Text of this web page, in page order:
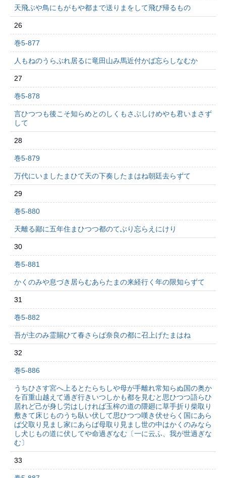
天飛ぶや鳥にもがもや都まで送りまをして飛び帰るもの
26
巻5-877
人もねのうらぶれ居るに竜田山み馬近付かば忘らしなむか
27
巻5-878
言ひつつも後こそ知らめとのしくもさぶしけめやも君いまさず
して
28
巻5-879
万代にいましたまひて天の下奏したまはね朝廷去らずて
29
巻5-880
天離る鄙に五年住まひつつ都のてぶり忘らえにけり
30
巻5-881
かくのみや息づき居らむあらたまの来経行く年の限知らずて
31
巻5-882
吾が主のみ霊賜ひて春さらば奈良の都に召上げたまはね
32
巻5-886
うちひさす宮へ上るとたらちしや母が手離れ常知らぬ国の奥か
を百重山越えて過ぎ行きいつしかも都を見むと思ひつつ語らひ
居れど己が身し労はしければ玉桙の道の隈廻に草手折り柴取り
敷きて床じものうち臥い伏して思ひつつ嘆き伏せらく国にあら
ば父取り見まし家にあらば母取り見まし世の中はかくのみなら
し犬じもの道に伏してや命過ぎなむ〔一に云ふ、我が世過ぎな
む〕
33